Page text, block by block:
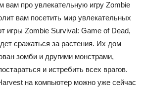
вам про увлекательную игру Zombie
вам посетить мир увлекательных
игры Zombie Survival: Game of Dead,
сражаться за растения. Их дом
зомби и другими монстрами,
и истребить всех врагов.
на компьютер можно уже сейчас